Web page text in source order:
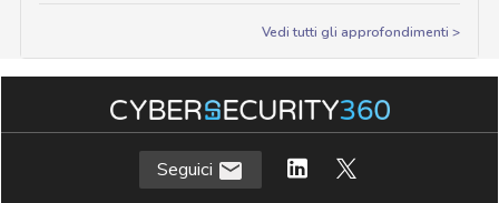
Vedi tutti gli approfondimenti >
Seguici